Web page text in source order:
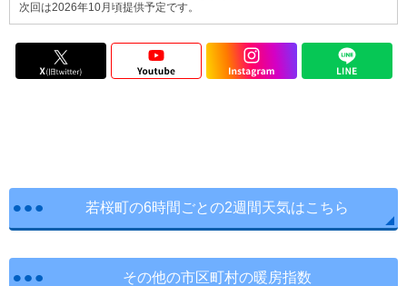
次回は2026年10月頃提供予定です。
若桜町の6時間ごとの2週間天気はこちら
その他の市区町村の暖房指数